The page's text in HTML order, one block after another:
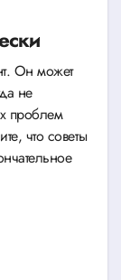
Он может
не
проблем
что советы